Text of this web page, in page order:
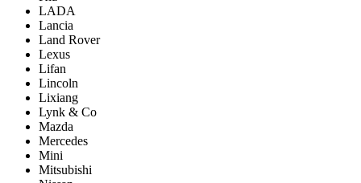
LADA
Lancia
Land Rover
Lexus
Lifan
Lincoln
Lixiang
Lynk & Co
Mazda
Mercedes
Mini
Mitsubishi